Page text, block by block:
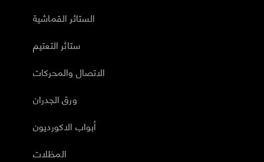
الستائر القماشية
ستائر التعتيم
الاتصال والمحركات
ورق الجدران
أبواب الاكورديون
المظلات